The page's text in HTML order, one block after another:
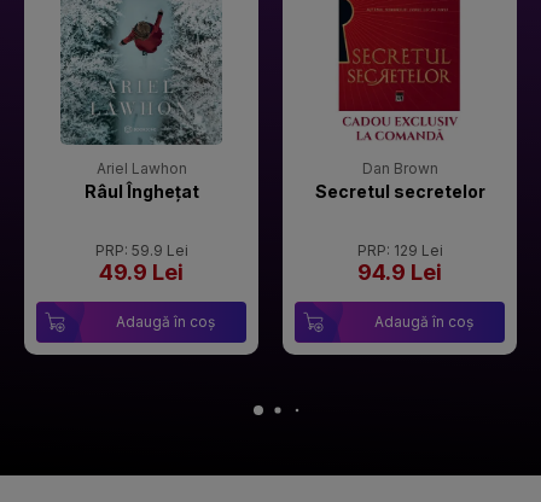
Ariel Lawhon
Râul Înghețat
PRP: 59.9 Lei
49.9 Lei
Adaugă în coș
Dan Brown
Secretul secretelor
PRP: 129 Lei
94.9 Lei
Adaugă în coș